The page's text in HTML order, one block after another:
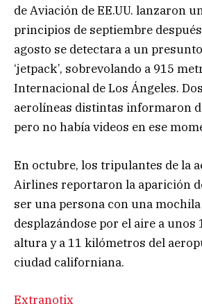
de Aviación de EE.UU. lanzaron
principios de septiembre
agosto se detectara a un
‘jetpack’, sobrevolando a 915
Internacional de Los Ángeles.
aerolíneas distintas informaron
pero no había videos en ese
En octubre, los tripulantes de la
Airlines reportaron la aparición
ser una persona con una
desplazándose por el aire a unos
altura y a 11 kilómetros del
ciudad californiana.
Extranotix